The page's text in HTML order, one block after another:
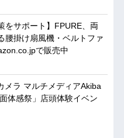
をサポート】FPURE、両
腰掛け扇風機・ベルトファ
で販売中
メラ マルチメディアAkiba
体感祭」店頭体験イベン